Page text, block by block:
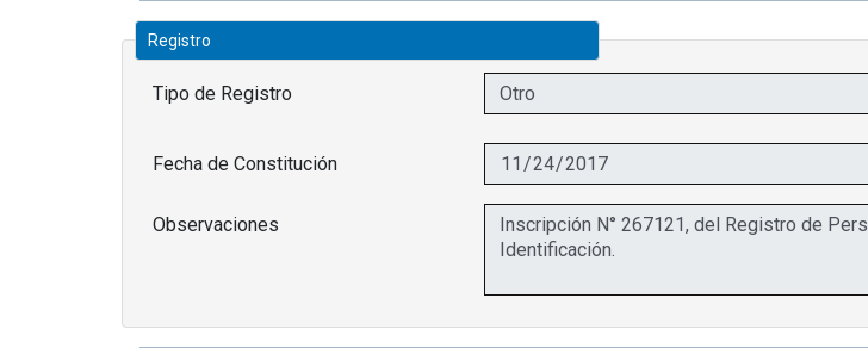
Registro
Tipo de Registro
Fecha de Constitución
Observaciones